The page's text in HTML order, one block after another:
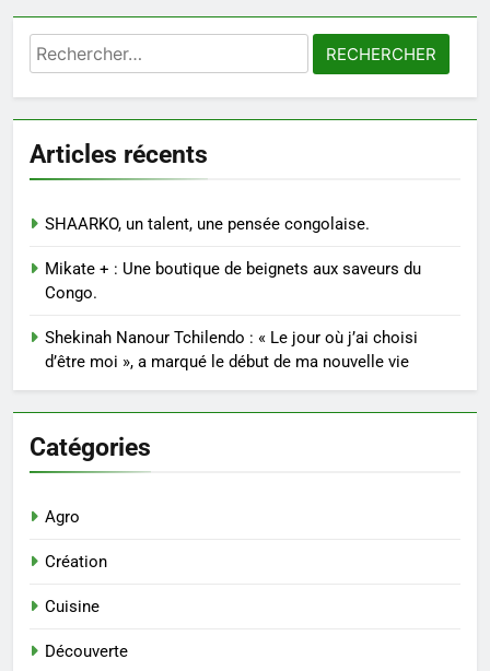
Rechercher :
Articles récents
SHAARKO, un talent, une pensée congolaise.
Mikate + : Une boutique de beignets aux saveurs du
Congo.
Shekinah Nanour Tchilendo : « Le jour où j’ai choisi
d’être moi », a marqué le début de ma nouvelle vie
Catégories
Agro
Création
Cuisine
Découverte